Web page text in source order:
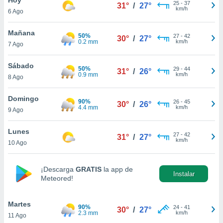
y
en
más
de
cookies
aceptar
6 Ago
31° / 27° 25- 37
km/h
Mañana
7 Ago
50%
0.2 mm
30° / 27° 27- 42
km/h
Sábado
8 Ago
50%
0.9 mm
31° / 26° 29- 44
km/h
Domingo
9 Ago
90%
4.4 mm
30° / 26° 26- 45
km/h
Lunes
10 Ago
31° / 27° 27- 42
km/h
¡Descarga GRATIS la app de
Meteored!
Instalar
Martes
11 Ago
90%
2.3 mm
30° / 27° 24- 41
km/h